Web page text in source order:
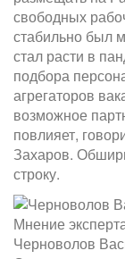
свободных
стабильно был
стал расти в
подбора
агрегаторов
возможное
повлияет,
Захаров.
строку.
Мнение
Черноволов